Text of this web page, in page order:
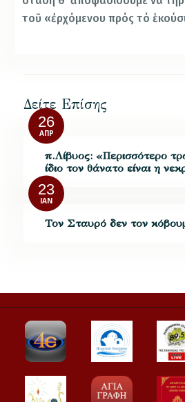
τοῦ «ἐρχόμενου πρός τό
Δείτε Επίσης
26
ΑΠΡ
π.Λίβυος: «Περισσότερο
ίδιο τον θάνατο είναι η
23
ΙΑΝ
Τον Σταυρό δεν τον